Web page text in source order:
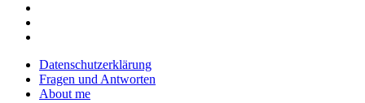
Facebook
anzeigen
Twitter
anzeigen
auf
Instagram
anzeigen
Main
menu
Skip
content
Datenschutzerklärung
Fragen und Antworten
About me